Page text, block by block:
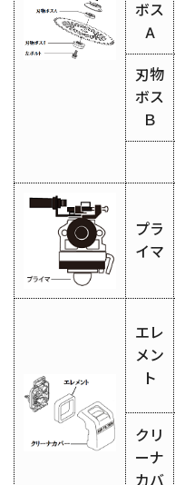
ボス
A
刃物
ボス
Ｂ
プラ
イマ
エレ
メン
ト
クリ
ーナ
カバ